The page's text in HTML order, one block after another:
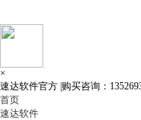
×
速达软件官方 |购买咨询：
首页
速达软件